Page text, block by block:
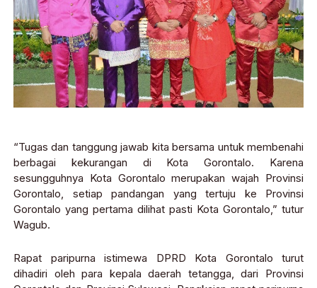
“Tugas dan tanggung jawab kita bersama untuk membenahi
berbagai kekurangan di Kota Gorontalo. Karena
sesungguhnya Kota Gorontalo merupakan wajah Provinsi
Gorontalo, setiap pandangan yang tertuju ke Provinsi
Gorontalo yang pertama dilihat pasti Kota Gorontalo,” tutur
Wagub.
Rapat paripurna istimewa DPRD Kota Gorontalo turut
dihadiri oleh para kepala daerah tetangga, dari Provinsi